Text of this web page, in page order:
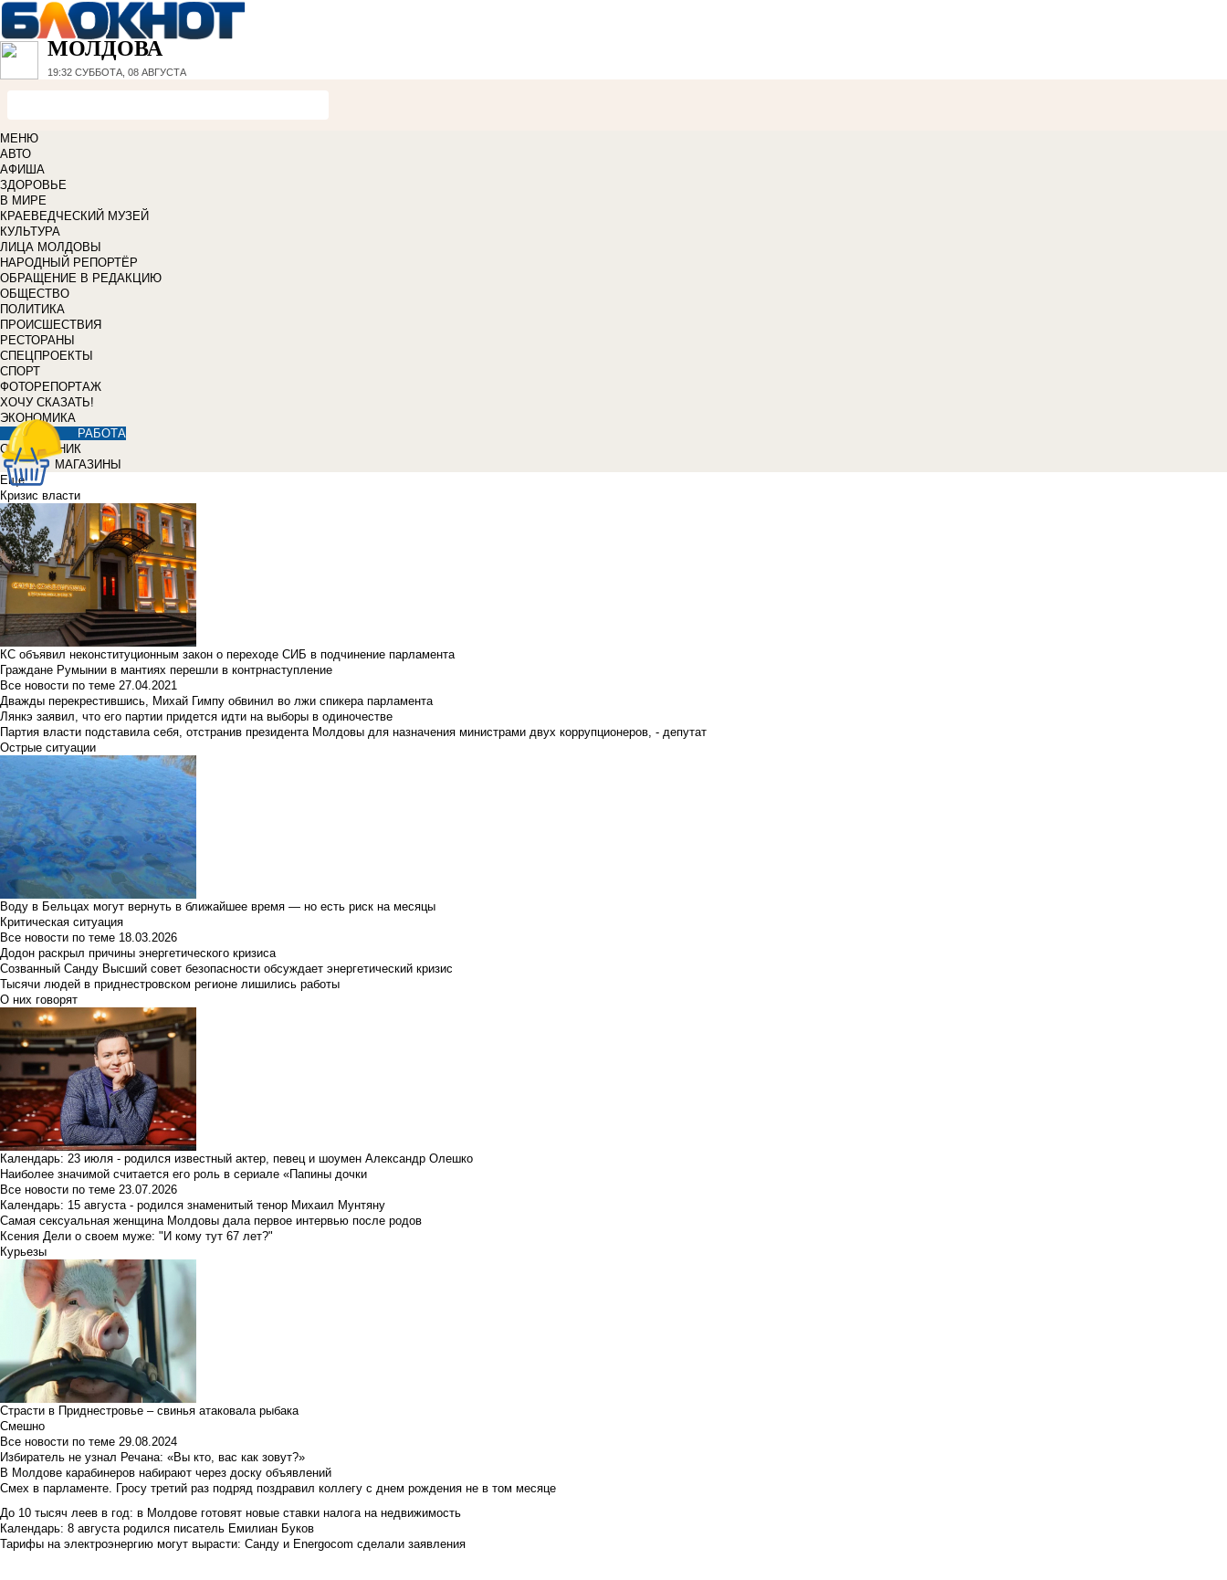
МОЛДОВА
19:32 СУББОТА, 08 АВГУСТА
МЕНЮ
АВТО
АФИША
ЗДОРОВЬЕ
В МИРЕ
КРАЕВЕДЧЕСКИЙ МУЗЕЙ
КУЛЬТУРА
ЛИЦА МОЛДОВЫ
НАРОДНЫЙ РЕПОРТЁР
ОБРАЩЕНИЕ В РЕДАКЦИЮ
ОБЩЕСТВО
ПОЛИТИКА
ПРОИСШЕСТВИЯ
РЕСТОРАНЫ
СПЕЦПРОЕКТЫ
СПОРТ
ФОТОРЕПОРТАЖ
ХОЧУ СКАЗАТЬ!
ЭКОНОМИКА
РАБОТА
СПРАВОЧНИК
МАГАЗИНЫ
Еще
Кризис власти
КС объявил неконституционным закон о переходе СИБ в подчинение парламента
Граждане Румынии в мантиях перешли в контрнаступление
Все новости по теме 27.04.2021
Дважды перекрестившись, Михай Гимпу обвинил во лжи спикера парламента
Лянкэ заявил, что его партии придется идти на выборы в одиночестве
Партия власти подставила себя, отстранив президента Молдовы для назначения министрами двух коррупционеров, - депутат
Острые ситуации
Воду в Бельцах могут вернуть в ближайшее время — но есть риск на месяцы
Критическая ситуация
Все новости по теме 18.03.2026
Додон раскрыл причины энергетического кризиса
Созванный Санду Высший совет безопасности обсуждает энергетический кризис
Тысячи людей в приднестровском регионе лишились работы
О них говорят
Календарь: 23 июля - родился известный актер, певец и шоумен Александр Олешко
Наиболее значимой считается его роль в сериале «Папины дочки
Все новости по теме 23.07.2026
Календарь: 15 августа - родился знаменитый тенор Михаил Мунтяну
Самая сексуальная женщина Молдовы дала первое интервью после родов
Ксения Дели о своем муже: "И кому тут 67 лет?"
Курьезы
Страсти в Приднестровье – свинья атаковала рыбака
Смешно
Все новости по теме 29.08.2024
Избиратель не узнал Речана: «Вы кто, вас как зовут?»
В Молдове карабинеров набирают через доску объявлений
Смех в парламенте. Гросу третий раз подряд поздравил коллегу с днем рождения не в том месяце
До 10 тысяч леев в год: в Молдове готовят новые ставки налога на недвижимость
Календарь: 8 августа родился писатель Емилиан Буков
Тарифы на электроэнергию могут вырасти: Санду и Energocom сделали заявления